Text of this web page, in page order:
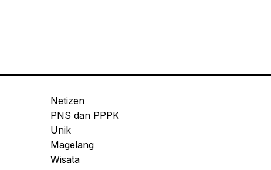
Netizen
PNS dan PPPK
Unik
Magelang
Wisata